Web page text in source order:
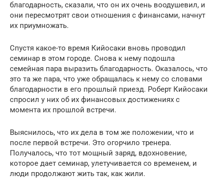
благодарность, сказали, что он их очень воодушевил, и
они пересмотрят свои отношения с финансами, начнут
их приумножать.
Спустя какое-то время Кийосаки вновь проводил
семинар в этом городе. Снова к нему подошла
семейная пара выразить благодарность. Оказалось, что
это та же пара, что уже обращалась к нему со словами
благодарности в его прошлый приезд. Роберт Кийосаки
спросил у них об их финансовых достижениях с
момента их прошлой встречи.
Выяснилось, что их дела в том же положении, что и
после первой встречи. Это огорчило тренера.
Получалось, что тот мощный заряд, вдохновение,
которое дает семинар, улетучивается со временем, и
люди продолжают жить так, как жили.